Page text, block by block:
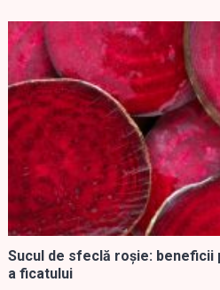
Sucul de sfeclă roșie: beneficii
a ficatului